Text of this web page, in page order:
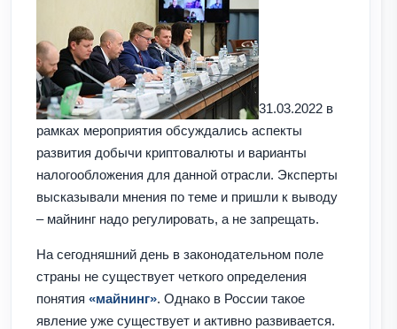
31.03.2022 в
рамках мероприятия обсуждались аспекты
развития добычи криптовалюты и варианты
налогообложения для данной отрасли. Эксперты
высказывали мнения по теме и пришли к выводу
– майнинг надо регулировать, а не запрещать.
На сегодняшний день в законодательном поле
страны не существует четкого определения
понятия «майнинг». Однако в России такое
явление уже существует и активно развивается.